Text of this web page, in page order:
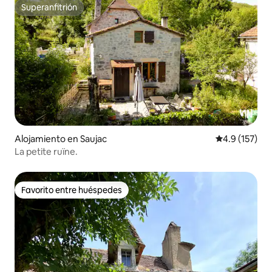
Superanfitrión
Superanfitrión
Alojamiento en Saujac Calificación
4.9 (157)
La petite ruïne.
Favorito entre huéspedes
Favorito entre huéspedes